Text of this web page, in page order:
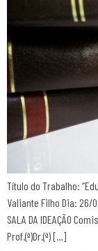
Título do Trabalho:
Valiante Filho Dia: 26/
SALA DA
Prof.(ª)Dr.(ª) […]